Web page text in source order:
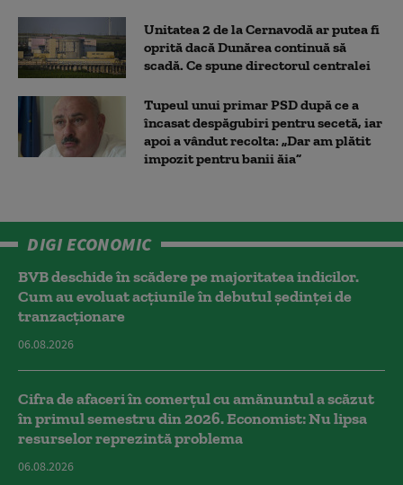
Unitatea 2 de la Cernavodă ar putea fi
oprită dacă Dunărea continuă să
scadă. Ce spune directorul centralei
Tupeul unui primar PSD după ce a
încasat despăgubiri pentru secetă, iar
apoi a vândut recolta: „Dar am plătit
impozit pentru banii ăia”
DIGI ECONOMIC
BVB deschide în scădere pe majoritatea indicilor.
Cum au evoluat acțiunile în debutul ședinței de
tranzacționare
06.08.2026
Cifra de afaceri în comerțul cu amănuntul a scăzut
în primul semestru din 2026. Economist: Nu lipsa
resurselor reprezintă problema
06.08.2026